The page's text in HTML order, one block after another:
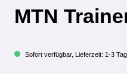
MTN
Sofort verfügbar, Lieferzeit: 1-3